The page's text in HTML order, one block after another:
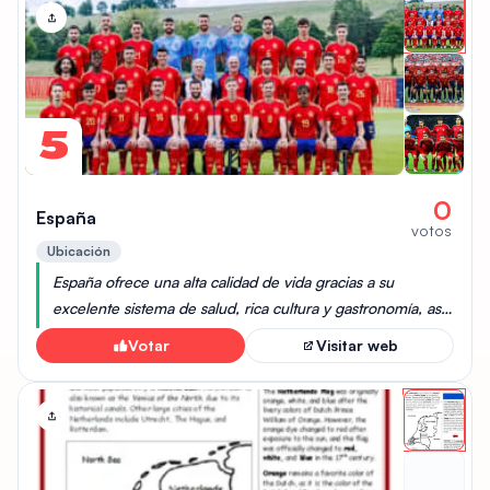
promueven la sostenibilidad, como el uso de
biocombustibles y la gestión de residuos. Dinamarca
también es reconocida por su cultura, donde se valora el
equilibrio entre el trabajo y la vida personal, así como por
su sistema de bienestar social que apoya a sus
ciudadanos.
5
España 0
votos
Ubicación
España ofrece una alta calidad de vida gracias a su
excelente sistema de salud, rica cultura y gastronomía, así
como un clima favorable que permite disfrutar de
actividades al aire libre durante todo el año. Además, el
país cuenta con una infraestructura moderna y una sólida
red de transporte, facilitando la movilidad y el acceso a
servicios.
Votar Visitar web